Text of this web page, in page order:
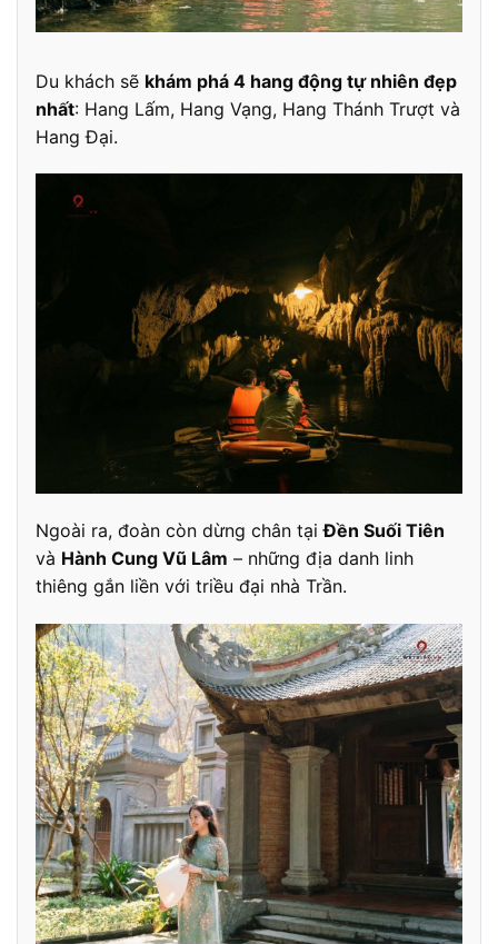
Du khách sẽ khám phá 4 hang động tự nhiên đẹp
nhất: Hang Lấm, Hang Vạng, Hang Thánh Trượt và
Hang Đại.
Ngoài ra, đoàn còn dừng chân tạiĐền Suối Tiên
và Hành Cung Vũ Lâm – những địa danh linh
thiêng gắn liền với triều đại nhà Trần.